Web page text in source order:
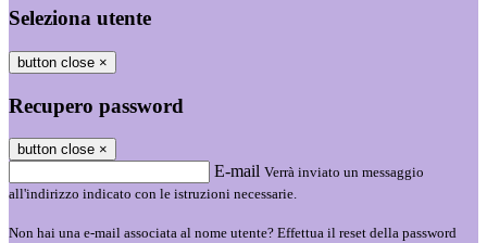
Seleziona utente
button close ×
Recupero password
button close ×
E-mail Verrà inviato un messaggio
all'indirizzo indicato con le istruzioni necessarie.
Non hai una e-mail associata al nome utente? Effettua il reset della password